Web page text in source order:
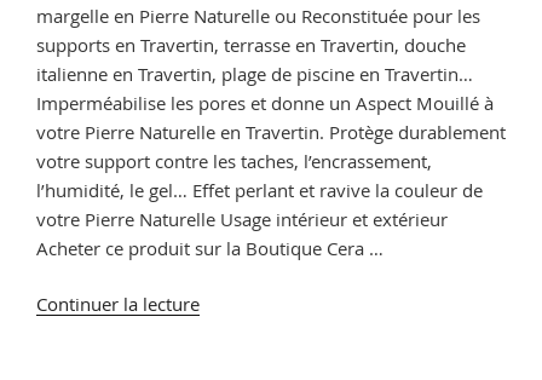
margelle en Pierre Naturelle ou Reconstituée pour les
supports en Travertin, terrasse en Travertin, douche
italienne en Travertin, plage de piscine en Travertin…
Imperméabilise les pores et donne un Aspect Mouillé à
votre Pierre Naturelle en Travertin. Protège durablement
votre support contre les taches, l’encrassement,
l’humidité, le gel… Effet perlant et ravive la couleur de
votre Pierre Naturelle Usage intérieur et extérieur
Acheter ce produit sur la Boutique Cera …
Continuer la lecturede